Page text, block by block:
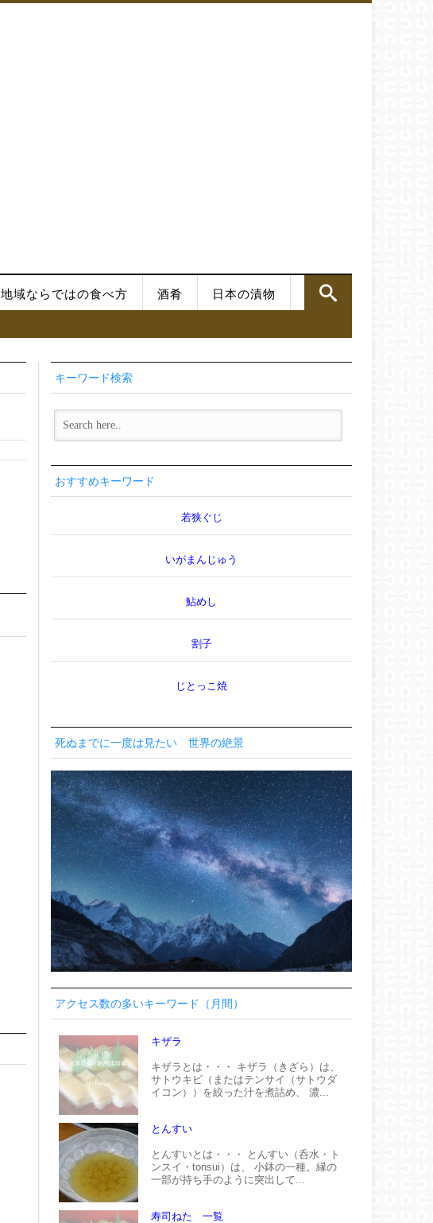
地域ならではの食べ方 酒肴 日本の漬物
キーワード検索
おすすめキーワード
若狭ぐじ
いがまんじゅう
鮎めし
割子
じとっこ焼
死ぬまでに一度は見たい 世界の絶景
アクセス数の多いキーワード（月間）
キザラ
キザラとは・・・ キザラ（きざら）は、
サトウキビ（またはテンサイ（サトウダ
イコン））を絞った汁を煮詰め、 濃...
とんすい
とんすいとは・・・ とんすい（呑水・ト
ンスイ・tonsui）は、 小鉢の一種。縁の
一部が持ち手のように突出して...
寿司ねた 一覧